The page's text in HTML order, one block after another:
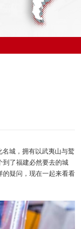
城，拥有以武夷山与鹫
到了福建必然要去的城
的疑问，现在一起来看看